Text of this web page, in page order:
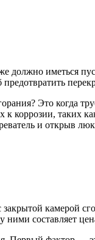
должно иметься
Это когда
к коррозии, таких
и открыв
камерой
составляет